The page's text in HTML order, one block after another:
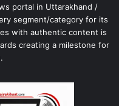
portal in Uttarakhand /
segment/category for its
with authentic content is
creating a milestone for